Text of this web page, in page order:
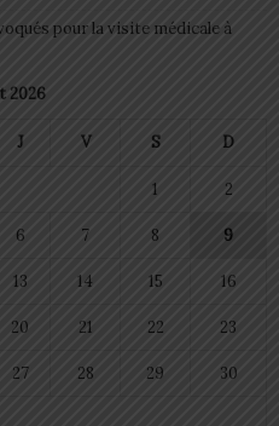
pour la visite médicale à
2026
J V S D
1 2
6 7 8 9
13 14 15 16
20 21 22 23
27 28 29 30